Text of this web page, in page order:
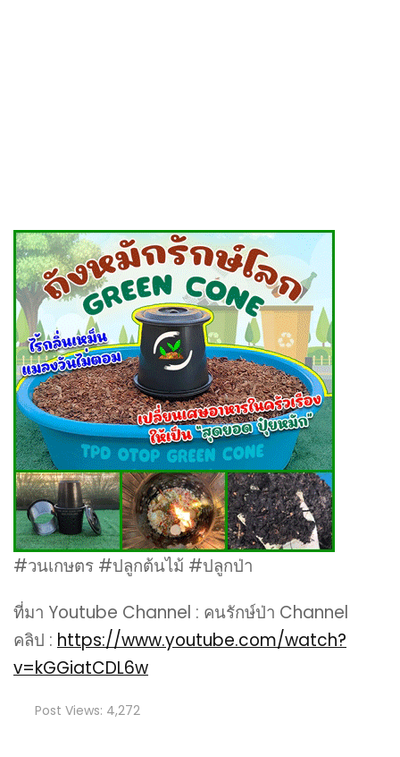
#วนเกษตร​ #ปลูกต้นไม้​ #ปลูกป่า
ที่มา Youtube Channel : คนรักษ์ป่า Channel
คลิป : https://www.youtube.com/watch?
v=kGGiatCDL6w
Post Views: 4,272